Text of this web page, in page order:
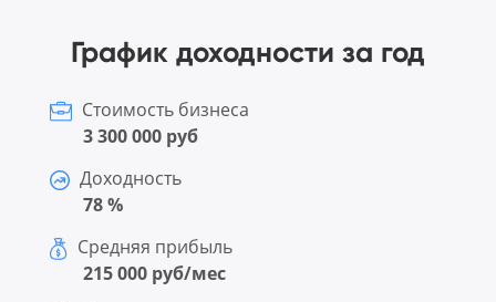
График доходности за год
Стоимость бизнеса
3 300 000 руб
Доходность
78 %
Средняя прибыль
215 000 руб/мес